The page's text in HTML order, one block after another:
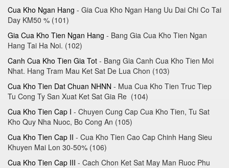
Cua Kho Ngan Hang - Gia Cua Kho Ngan Hang Uu Dai Chi Co Tai
Day KM50 % (101)
Gia Cua Kho Tien Ngan Hang - Bang Gia Cua Kho Tien Ngan
Hang Tai Ha Noi. (102)
Canh Cua Kho Tien Gia Tot - Bang Gia Canh Cua Kho Tien Moi
Nhat. Hang Tram Mau Ket Sat De Lua Chon (103)
Cua Kho Tien Dat Chuan NHNN - Mua Cua Kho Tien Truc Tiep
Tu Cong Ty San Xuat Ket Sat Gia Re (104)
Cua Kho Tien Cap I - Chuyen Cung Cap Cua Kho Tien, Tu Sat
Kho Quy Nha Nuoc, Bo Cong An (105)
Cua Kho Tien Cap II - Cua Kho Tien Cao Cap Chinh Hang Sieu
Khuyen Mai Lon 30-50% (106)
Cua Kho Tien Cap III - Cach Chon Ket Sat May Man Ruoc Phu